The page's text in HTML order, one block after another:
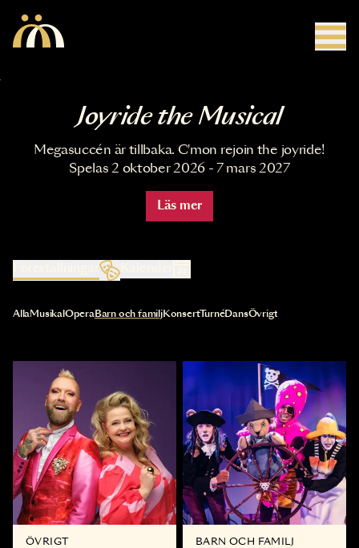
Joyride the Musical
Megasuccén är tillbaka. C'mon rejoin the joyride!
Spelas 2 oktober 2026 - 7 mars 2027
Läs mer
Kalender
Val av kategori uppdaterar innehållet automatiskt
AllaMusikal OperaBarn och familjKonsertTurnéDansÖvrigt
ÖVRIGT BARN OCH FAMILJ